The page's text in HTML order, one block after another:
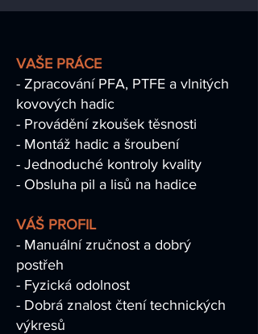
VAŠE PRÁCE
- Zpracování PFA, PTFE a vlnitých
kovových hadic
- Provádění zkoušek těsnosti
- Montáž hadic a šroubení
- Jednoduché kontroly kvality
- Obsluha pil a lisů na hadice
VÁŠ PROFIL
- Manuální zručnost a dobrý
postřeh
- Fyzická odolnost
- Dobrá znalost čtení technických
výkresů